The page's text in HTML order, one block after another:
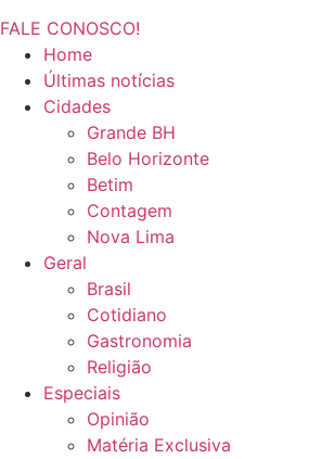
FALE CONOSCO!
Home
Últimas notícias
Cidades
Grande BH
Belo Horizonte
Betim
Contagem
Nova Lima
Geral
Brasil
Cotidiano
Gastronomia
Religião
Especiais
Opinião
Matéria Exclusiva